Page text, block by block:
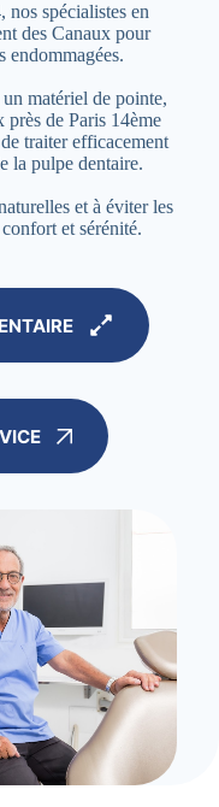
nos spécialistes en
des Canaux pour
endommagées.
matériel de pointe,
de Paris 14ème
traiter efficacement
la pulpe dentaire.
et à éviter les
et sérénité.